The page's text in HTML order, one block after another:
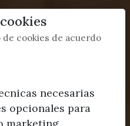
cookies de acuerdo
necesarias
opcionales para